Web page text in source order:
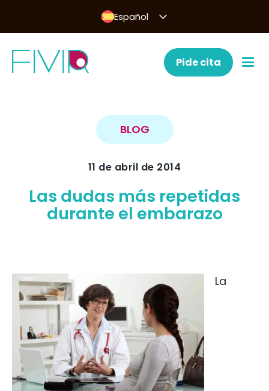
Español
Pide cita
BLOG
11 de abril de 2014
Las dudas más repetidas
durante el embarazo
La